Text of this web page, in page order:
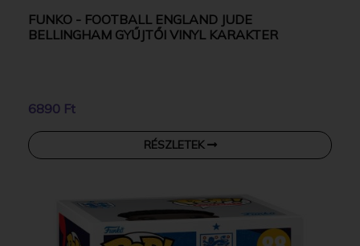
FUNKO - FOOTBALL ENGLAND JUDE
BELLINGHAM GYŰJTŐI VINYL KARAKTER
6890 Ft
RÉSZLETEK